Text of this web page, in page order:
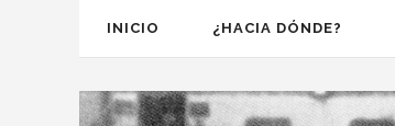
INICIO ¿HACIA DÓNDE?